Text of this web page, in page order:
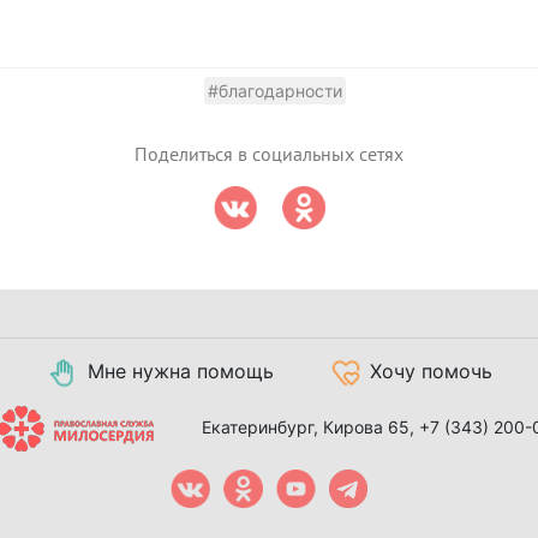
#благодарности
Поделиться в социальных сетях
Мне нужна помощь Хочу помочь
Екатеринбург, Кирова 65, +7 (343) 200-